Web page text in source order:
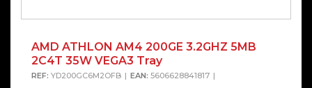
AMD ATHLON AM4 200GE 3.2GHZ 5MB
2C4T 35W VEGA3 Tray
REF: YD200GC6M2OFB EAN: 5606628841817